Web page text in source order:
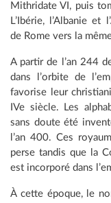
Mithridate VI, puis
L’Ibérie, l’Albanie et
de Rome vers la
A partir de l’an 244
dans l’orbite de
favorise leur
IVe siècle. Les
sans doute été
l’an 400. Ces
perse tandis que la
est incorporé dans
À cette époque, le